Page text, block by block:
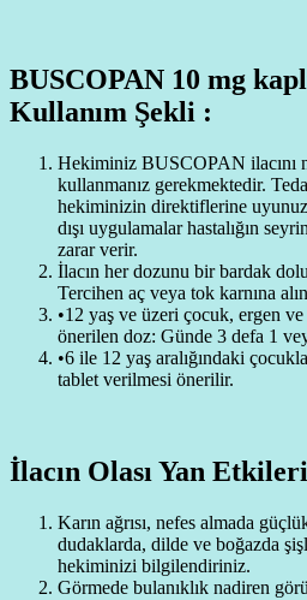
BUSCOPAN 10 mg
Kullanım Şekli :
Hekiminiz BUSCOPAN ilacını
kullanmanız gerekmektedir.
hekiminizin direktiflerine
dışı uygulamalar hastalığın
zarar verir.
İlacın her dozunu bir bardak
Tercihen aç veya tok karnına
•12 yaş ve üzeri çocuk, ergen
önerilen doz: Günde 3 defa 1
•6 ile 12 yaş aralığındaki
tablet verilmesi önerilir.
İlacın Olası Yan Etkileri
Karın ağrısı, nefes almada
dudaklarda, dilde ve boğazda
hekiminizi bilgilendiriniz.
Görmede bulanıklık nadiren